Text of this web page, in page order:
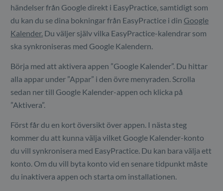
händelser från Google direkt i EasyPractice, samtidigt som
du kan du se dina bokningar från EasyPractice i din Google
Kalender. Du väljer själv vilka EasyPractice-kalendrar som
ska synkroniseras med Google Kalendern.
Börja med att aktivera appen ”Google Kalender”. Du hittar
alla appar under ”Appar” i den övre menyraden. Scrolla
sedan ner till Google Kalender-appen och klicka på
”Aktivera”.
Först får du en kort översikt över appen. I nästa steg
kommer du att kunna välja vilket Google Kalender-konto
du vill synkronisera med EasyPractice. Du kan bara välja ett
konto. Om du vill byta konto vid en senare tidpunkt måste
du inaktivera appen och starta om installationen.